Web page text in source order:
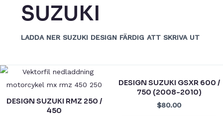
SUZUKI
LADDA NER SUZUKI DESIGN FÄRDIG ATT SKRIVA UT
DESIGN SUZUKI RMZ 250 /
450
DESIGN SUZUKI GSXR 600 /
750 (2008-2010)
$80.00